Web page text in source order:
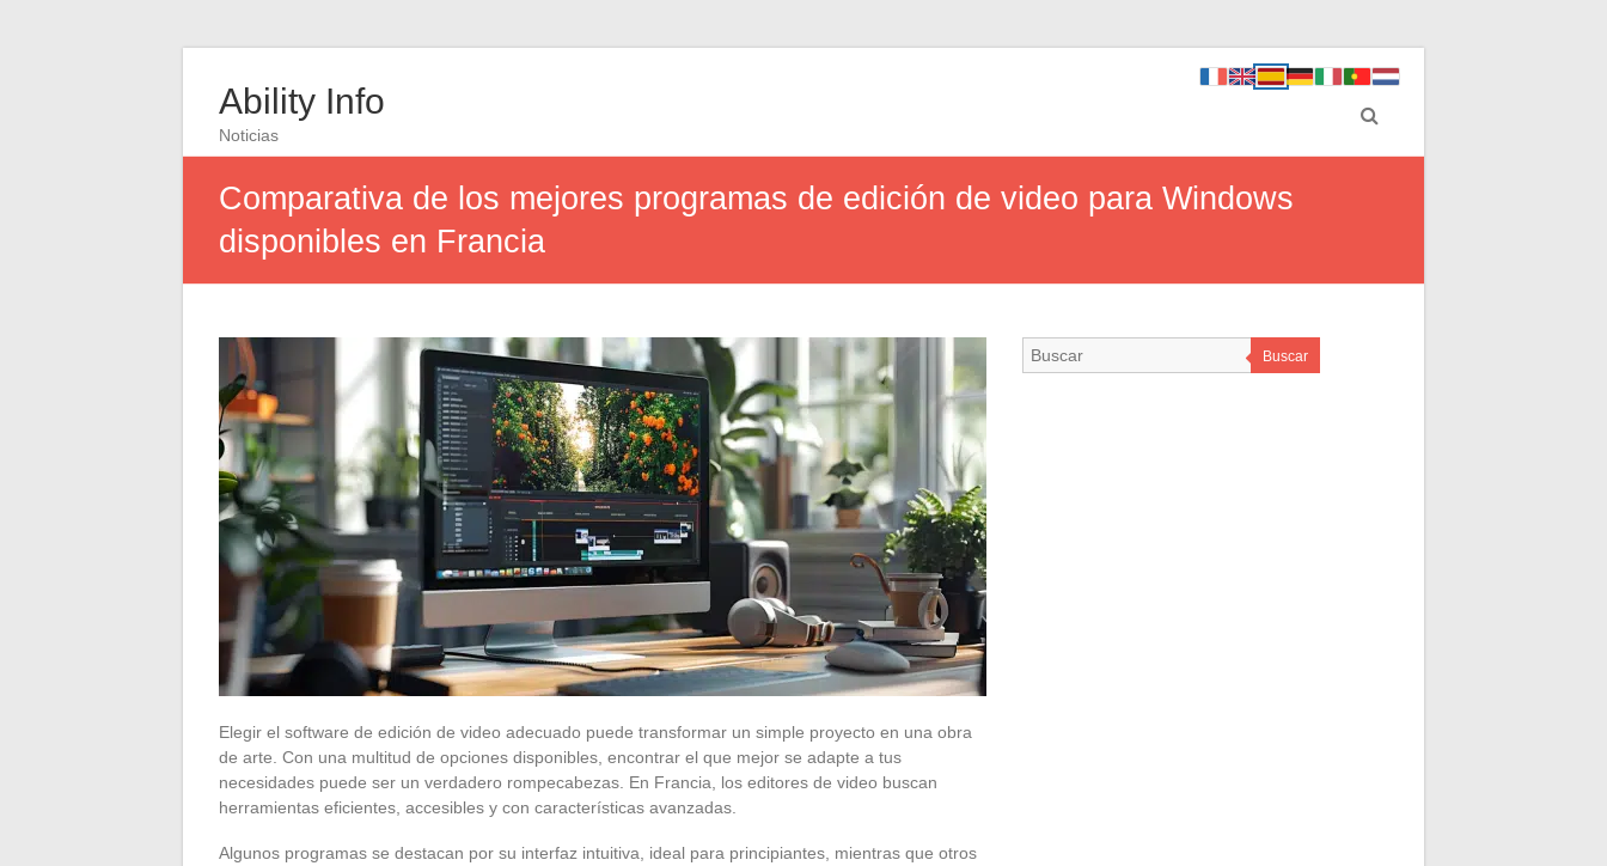
Ability Info
Noticias
Comparativa de los mejores programas de edición de video para Windows
disponibles en Francia
Elegir el software de edición de video adecuado puede transformar un simple proyecto en una obra
de arte. Con una multitud de opciones disponibles, encontrar el que mejor se adapte a tus
necesidades puede ser un verdadero rompecabezas. En Francia, los editores de video buscan
herramientas eficientes, accesibles y con características avanzadas.
Algunos programas se destacan por su interfaz intuitiva, ideal para principiantes, mientras que otros
Buscar